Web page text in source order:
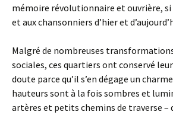
mémoire révolutionnaire et ouvrière, si
et aux chansonniers d’hier et
Malgré de nombreuses
sociales, ces quartiers ont conservé
doute parce qu’il s’en dégage un
hauteurs sont à la fois sombres et
artères et petits chemins de traverse –